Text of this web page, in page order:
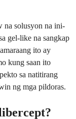
na solusyon na ini-
gel-like na sangkap
ito ay
kung saan ito
sa natitirang
ng mga pildoras.